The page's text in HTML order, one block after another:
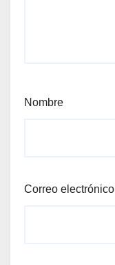
Nombre
Correo electrónico